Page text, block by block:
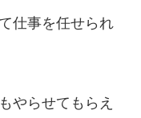
仕事を任せられ
やらせてもらえ